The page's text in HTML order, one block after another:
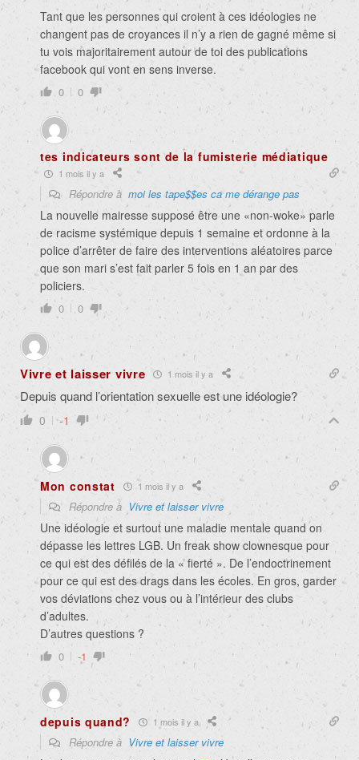
Tant que les personnes qui croient à ces idéologies ne
changent pas de croyances il n’y a rien de gagné même si
tu vois majoritairement autour de toi des publications
facebook qui vont en sens inverse.
0 0
tes indicateurs sont de la fumisterie médiatique
1 mois il y a
Répondre à moi les tape$$es ca me dérange pas
La nouvelle mairesse supposé être une «non-woke» parle
de racisme systémique depuis 1 semaine et ordonne à la
police d’arrêter de faire des interventions aléatoires parce
que son mari s’est fait parler 5 fois en 1 an par des
policiers.
0 0
Vivre et laisser vivre 1 mois il y a
Depuis quand l’orientation sexuelle est une idéologie?
0 -1
Mon constat 1 mois il y a
Répondre à Vivre et laisser vivre
Une idéologie et surtout une maladie mentale quand on
dépasse les lettres LGB. Un freak show clownesque pour
ce qui est des défilés de la « fierté ». De l’endoctrinement
pour ce qui est des drags dans les écoles. En gros, garder
vos déviations chez vous ou à l’intérieur des clubs
d’adultes.
D’autres questions ?
0 -1
depuis quand? 1 mois il y a
Répondre à Vivre et laisser vivre